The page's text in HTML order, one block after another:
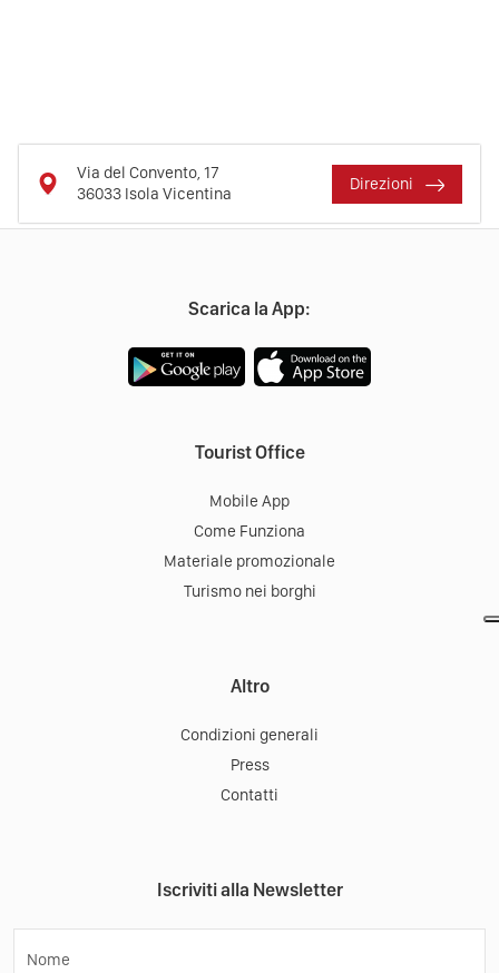
Via del Convento, 17
36033 Isola Vicentina
Direzioni
Scarica la App:
Tourist Office
Mobile App
Come Funziona
Materiale promozionale
Turismo nei borghi
Altro
Condizioni generali
Press
Contatti
Iscriviti alla Newsletter
Nome